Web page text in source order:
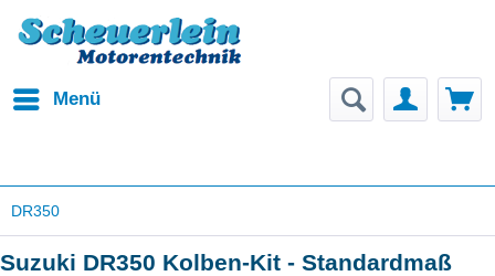
Menü
DR350
Suzuki DR350 Kolben-Kit - Standardmaß